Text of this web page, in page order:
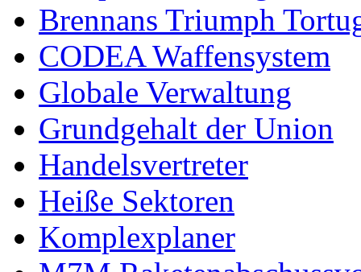
Brennans Triumph
CODEA Waffensystem
Globale Verwaltung
Grundgehalt der Union
Handelsvertreter
Heiße Sektoren
Komplexplaner